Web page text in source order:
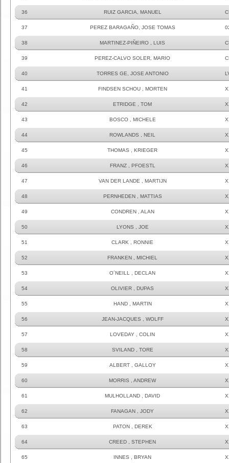
36 RUIZ GARCIA, MANUEL
37 PEREZ BARAGAÑO, JOSE TOMAS
38 MARTINEZ-PIÑEIRO , LUIS
39 PEREZ-CALVO SOLER, MARIO
40 TORRES GE, JOSE ANTONIO
41 FINDSEN SCHOU , MORTEN
42 ETRIDGE , TOM
43 BOSCO , MICHELE
44 ROWLANDS , NEIL
45 THOMAS , KRIEGER
46 FRANZ , PFOESTL
47 VAN DER LANDE , MARTIJN
48 PERNHEDEN , MATTIAS
49 CONDREN , ALAN
50 LYONS , JOE
51 CLARK , RONNIE
52 FRANKEN , MICHIEL
53 O´NEILL , DECLAN
54 OLIVIER , DUPAS
55 HAND , MARTIN
56 JEAN-JACQUES , WOLFF
57 LOVEDAY , COLIN
58 SVILAND , TORE
59 ALBERT , GALLOY
60 MORRIS , ANDREW
61 MULHOLLAND , DAVID
62 FANAGAN , JODY
63 PATON , DEREK
64 CREED , STEPHEN
65 INNES , BRYAN